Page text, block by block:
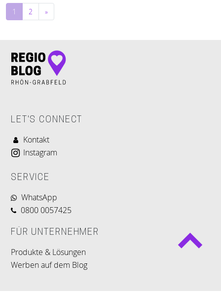
Beitragsnavigation
1 2 »
LET'S CONNECT
Kontakt
Instagram
SERVICE
WhatsApp
0800 0057425
FÜR UNTERNEHMER
Produkte & Lösungen
Werben auf dem Blog